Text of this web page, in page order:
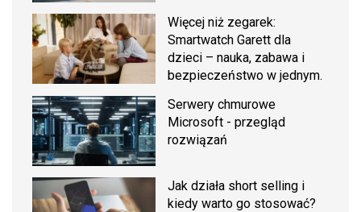
Więcej niż zegarek:
Smartwatch Garett dla
dzieci – nauka, zabawa i
bezpieczeństwo w jednym.
Serwery chmurowe
Microsoft - przegląd
rozwiązań
Jak działa short selling i
kiedy warto go stosować?